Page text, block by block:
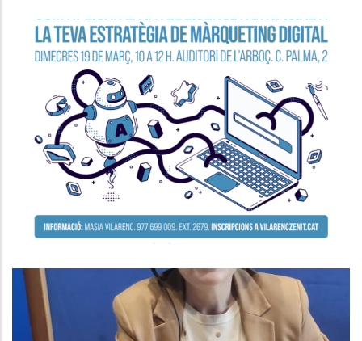
Seminari Per A La Millora De La
Competitivitat De L’empresa
P. econòmica
ENTREVISTA A AGNÉS FERRER.